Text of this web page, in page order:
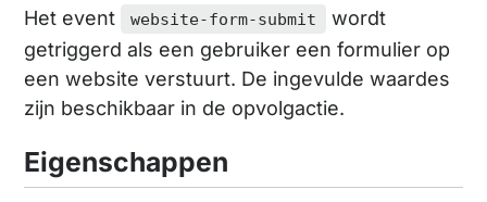
Het event website-form-submit
wordt
getriggerd als een gebruiker een formulier op
een website verstuurt. De ingevulde waardes
zijn beschikbaar in de opvolgactie.
Eigenschappen